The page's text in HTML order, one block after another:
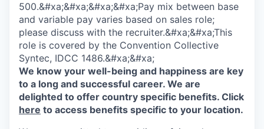
500.&#xa;&#xa;&#xa;&#xa;Pay mix between base
and variable pay varies based on sales role;
please discuss with the recruiter.&#xa;&#xa;This
role is covered by the Convention Collective
Syntec, IDCC 1486.&#xa;&#xa;
We know your well-being and happiness are key
to a long and successful career. We are
delighted to offer country specific benefits. Click
here to access benefits specific to your location.